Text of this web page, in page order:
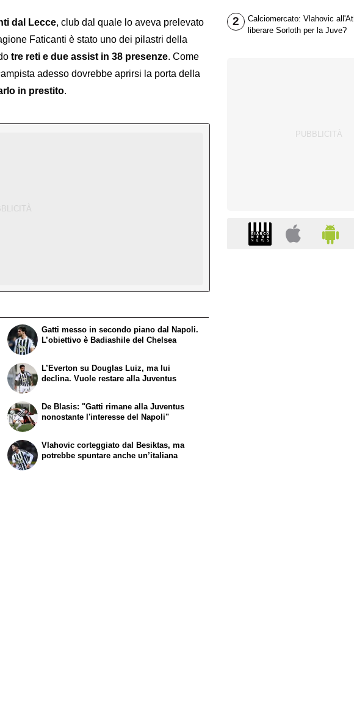
dal Lecce, club dal quale lo aveva prelevato
Faticanti è stato uno dei pilastri della
tre reti e due assist in 38 presenze. Come
adesso dovrebbe aprirsi la porta della
in prestito.
Gatti messo in secondo piano dal Napoli.
L’obiettivo è Badiashile del Chelsea
L’Everton su Douglas Luiz, ma lui
declina. Vuole restare alla Juventus
De Blasis: "Gatti rimane alla Juventus
nonostante l'interesse del Napoli"
Vlahovic corteggiato dal Besiktas, ma
potrebbe spuntare anche un’italiana
2
Calciomercato: Vlahovic
liberare Sorloth per la Juve?